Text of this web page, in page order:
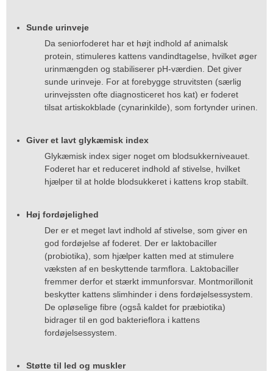
Sunde urinveje
Da seniorfoderet har et højt indhold af animalsk
protein, stimuleres kattens vandindtagelse, hvilket øger
urinmængden og stabiliserer pH-værdien. Det giver
sunde urinveje. For at forebygge struvitsten (særlig
urinvejssten ofte diagnosticeret hos kat) er foderet
tilsat artiskokblade (cynarinkilde), som fortynder urinen.
Giver et lavt glykæmisk index
Glykæmisk index siger noget om blodsukkerniveauet.
Foderet har et reduceret indhold af stivelse, hvilket
hjælper til at holde blodsukkeret i kattens krop stabilt.
Høj fordøjelighed
Der er et meget lavt indhold af stivelse, som giver en
god fordøjelse af foderet. Der er laktobaciller
(probiotika), som hjælper katten med at stimulere
væksten af en beskyttende tarmflora. Laktobaciller
fremmer derfor et stærkt immunforsvar. Montmorillonit
beskytter kattens slimhinder i dens fordøjelsessystem.
De opløselige fibre (også kaldet for præbiotika)
bidrager til en god bakterieflora i kattens
fordøjelsessystem.
Støtte til led og muskler